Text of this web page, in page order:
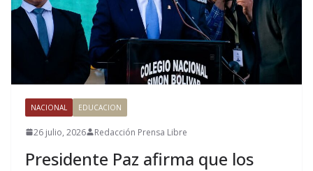
NACIONAL EDUCACION
26 julio, 2026 Redacción Prensa Libre
Presidente Paz afirma que los